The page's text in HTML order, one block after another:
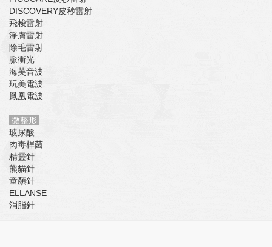
DISCOVERY皮秒雷射
飛梭雷射
淨膚雷射
除毛雷射
脈衝光
海芙音波
玩美電波
鳳凰電波
微整形
玻尿酸
肉毒桿菌
精靈針
熊貓針
童顏針
ELLANSE
消脂針